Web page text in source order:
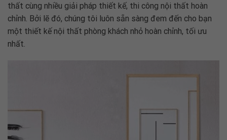
thất cùng nhiều giải pháp thiết kế, thi công nội thất hoàn
chỉnh. Bởi lẽ đó, chúng tôi luôn sẵn sàng đem đến cho bạn
một thiết kế nội thất phòng khách nhỏ hoàn chỉnh, tối ưu
nhất.